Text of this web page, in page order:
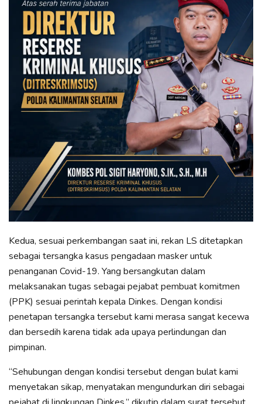
Kedua, sesuai perkembangan saat ini, rekan LS ditetapkan
sebagai tersangka kasus pengadaan masker untuk
penanganan Covid-19. Yang bersangkutan dalam
melaksanakan tugas sebagai pejabat pembuat komitmen
(PPK) sesuai perintah kepala Dinkes. Dengan kondisi
penetapan tersangka tersebut kami merasa sangat kecewa
dan bersedih karena tidak ada upaya perlindungan dan
pimpinan.
“Sehubungan dengan kondisi tersebut dengan bulat kami
menyetakan sikap, menyatakan mengundurkan diri sebagai